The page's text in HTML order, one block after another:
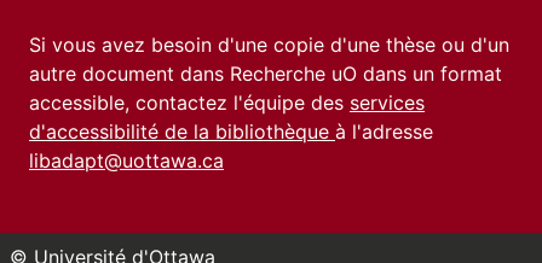
Si vous avez besoin d'une copie d'une thèse ou d'un
autre document dans Recherche uO dans un format
accessible, contactez l'équipe des services
d'accessibilité de la bibliothèque à l'adresse
libadapt@uottawa.ca
© Université d'Ottawa